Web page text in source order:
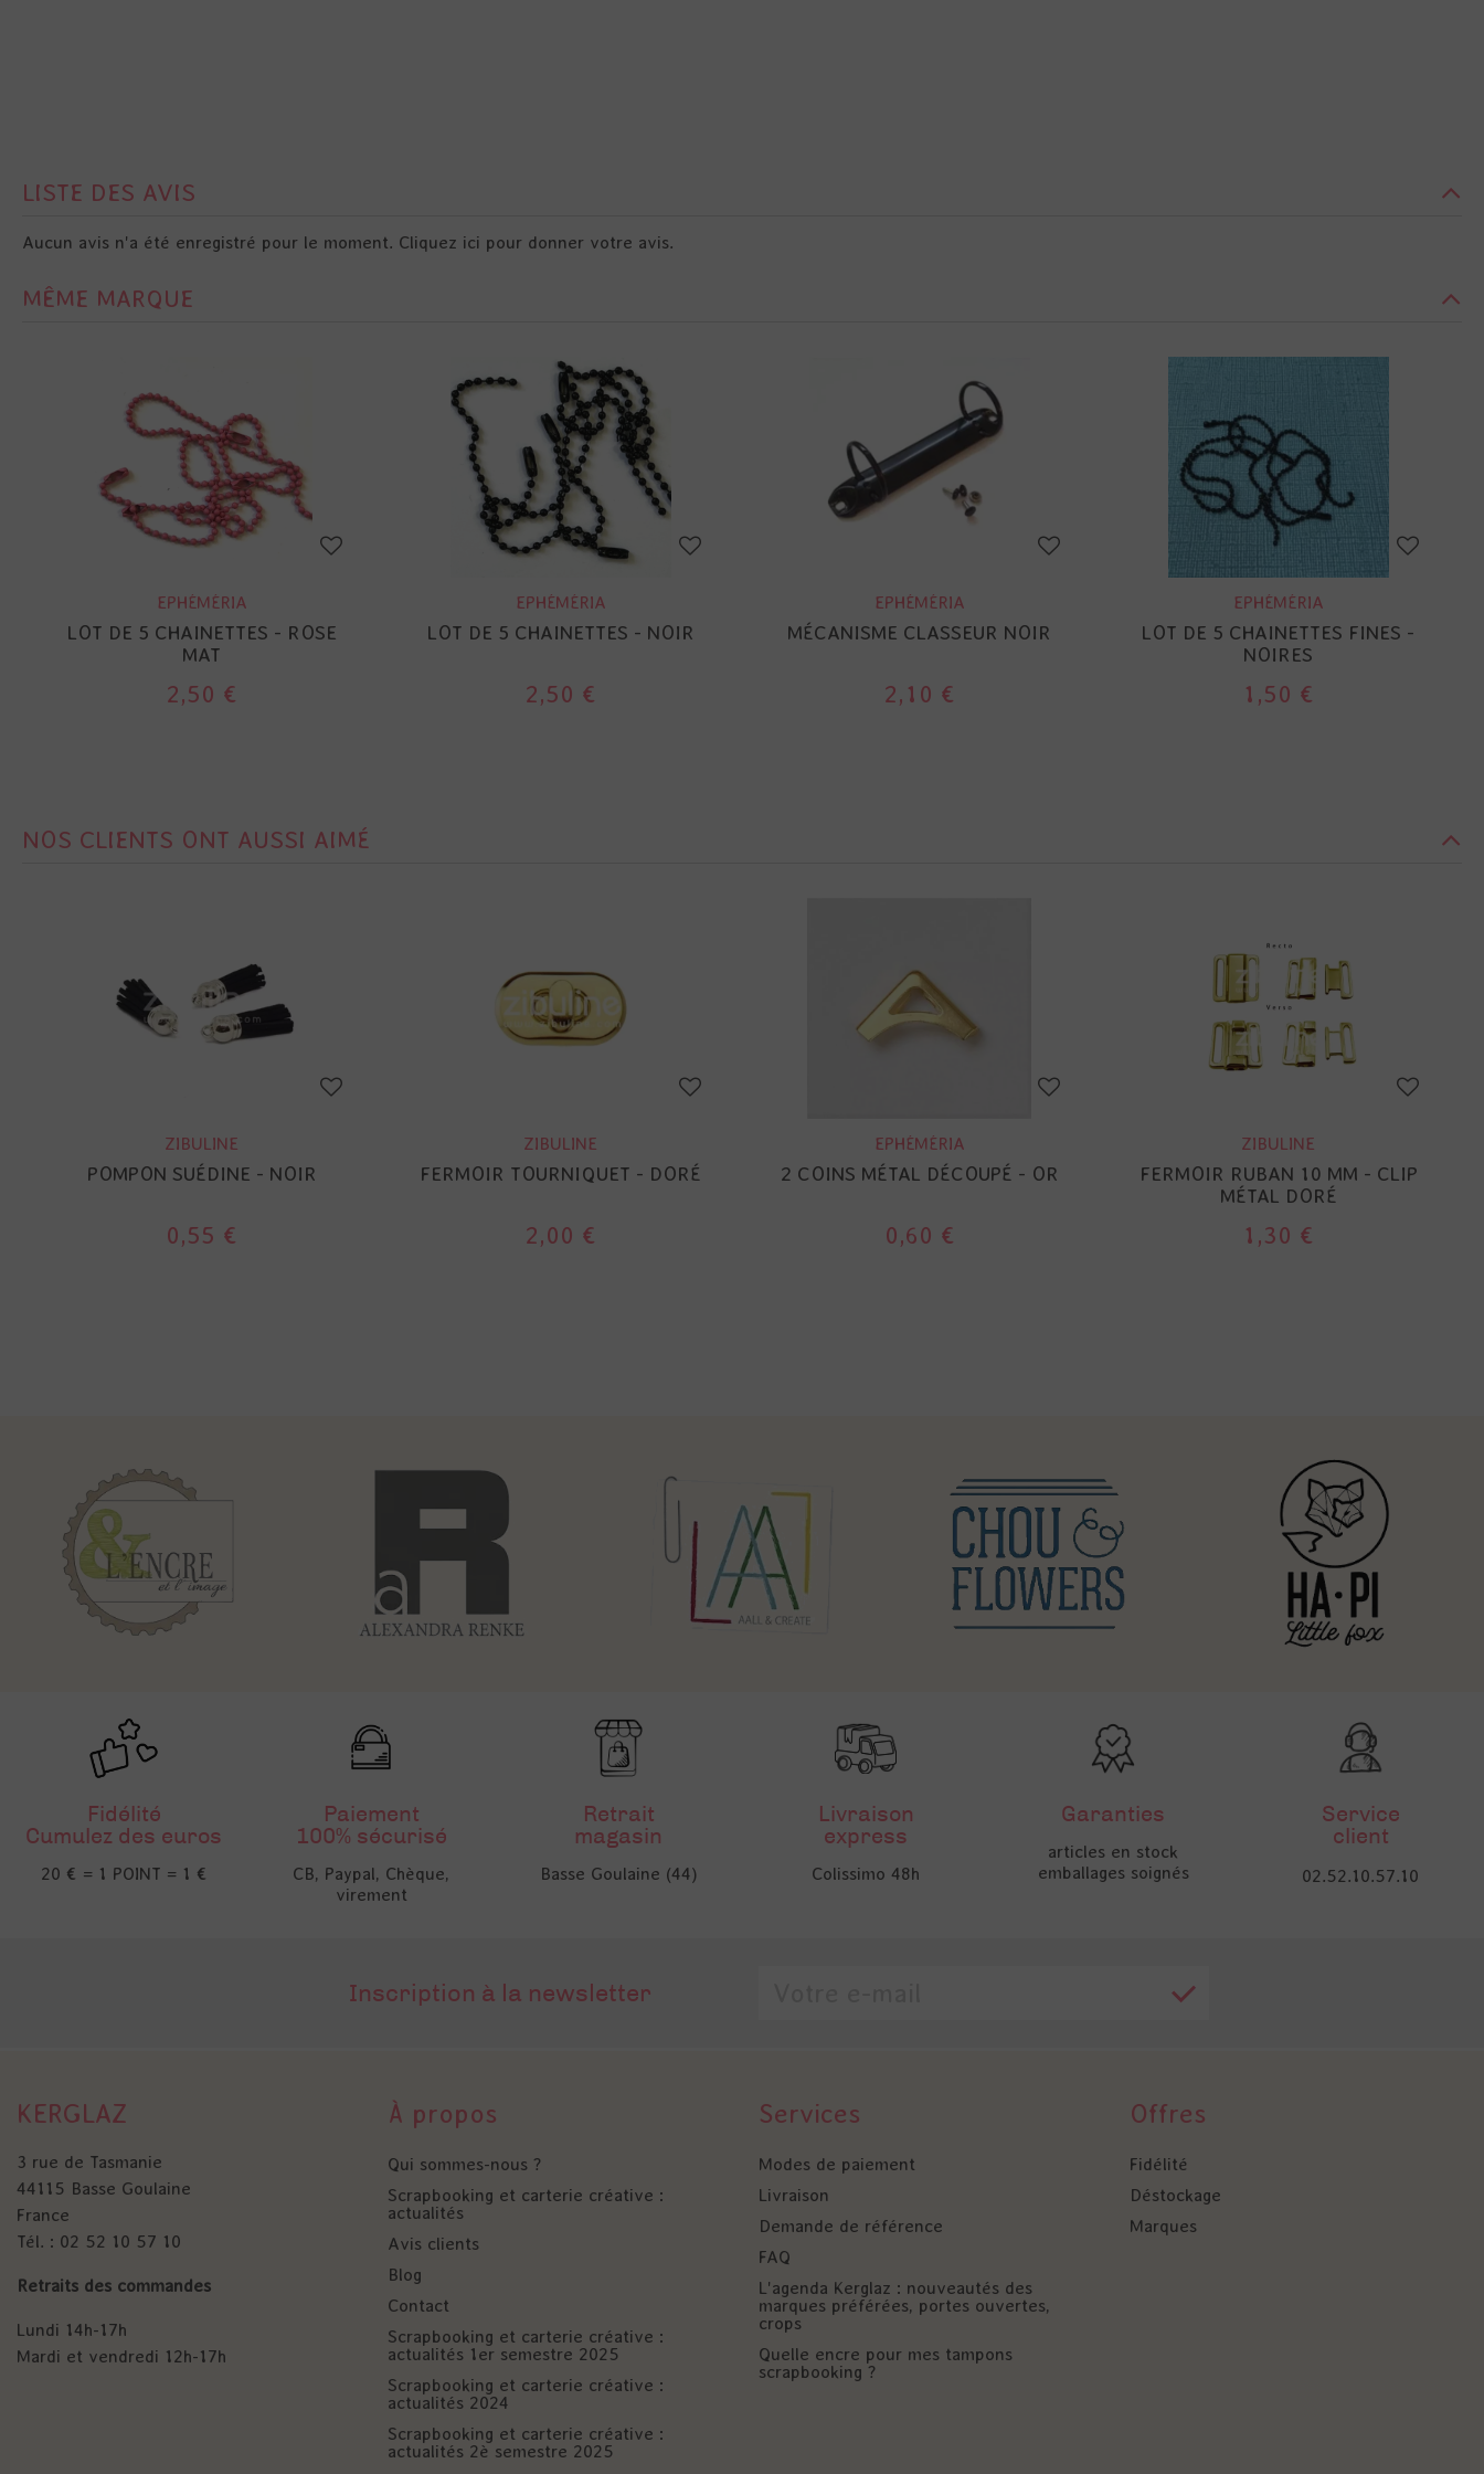
LISTE DES AVIS
Aucun avis n'a été enregistré pour le moment. Cliquez ici pour donner votre avis.
MÊME MARQUE
EPHÉMÉRIA
LOT DE 5 CHAINETTES - ROSE
MAT
2,50 €
EPHÉMÉRIA
LOT DE 5 CHAINETTES - NOIR
2,50 €
EPHÉMÉRIA
MÉCANISME CLASSEUR NOIR
2,10 €
EPHÉMÉRIA
LOT DE 5 CHAINETTES FINES -
NOIRES
1,50 €
NOS CLIENTS ONT AUSSI AIMÉ
ZIBULINE
POMPON SUÉDINE - NOIR
0,55 €
ZIBULINE
FERMOIR TOURNIQUET - DORÉ
2,00 €
EPHÉMÉRIA
2 COINS MÉTAL DÉCOUPÉ - OR
0,60 €
ZIBULINE
FERMOIR RUBAN 10 MM - CLIP
MÉTAL DORÉ
1,30 €
Fidélité
Cumulez des euros
20 € = 1 POINT = 1 €
Paiement
100% sécurisé
CB, Paypal, Chèque,
virement
Retrait
magasin
Basse Goulaine (44)
Livraison
express
Colissimo 48h
Garanties
articles en stock
emballages soignés
Service
client
02.52.10.57.10
Inscription à la newsletter
KERGLAZ
3 rue de Tasmanie
44115 Basse Goulaine
France
Tél. : 02 52 10 57 10
Retraits des commandes
Lundi 14h-17h
Mardi et vendredi 12h-17h
À propos
Qui sommes-nous ?
Scrapbooking et carterie créative :
actualités
Avis clients
Blog
Contact
Scrapbooking et carterie créative :
actualités 1er semestre 2025
Scrapbooking et carterie créative :
actualités 2024
Scrapbooking et carterie créative :
actualités 2è semestre 2025
Services
Modes de paiement
Livraison
Demande de référence
FAQ
L'agenda Kerglaz : nouveautés des
marques préférées, portes ouvertes,
crops
Quelle encre pour mes tampons
scrapbooking ?
Offres
Fidélité
Déstockage
Marques